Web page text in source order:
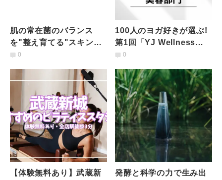
肌の常在菌のバランス
を"整え育てる"スキンケ
ア「AHRES」熟成発酵
0
100人のヨガ好きが選ぶ!
第1回「YJ Wellness
Item award」美容部門発
0
【体験無料あり】武蔵新 発酵と科学の力で生み出